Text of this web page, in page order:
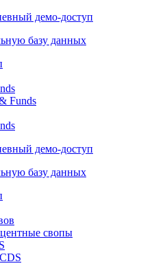
демо-доступ
базу данных
Funds
демо-доступ
базу данных
свопы